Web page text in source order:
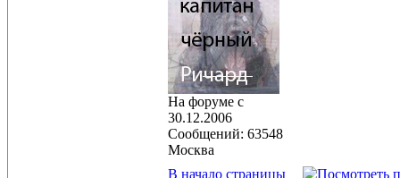
На форуме с
30.12.2006
Сообщений: 63548
Москва
В начало страницы